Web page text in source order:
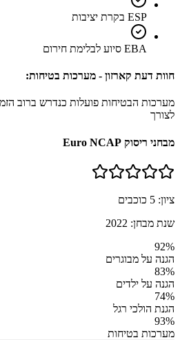
ESP בקרת יציבות
EBA סיוע לבלימת חירום
חוות דעת קארזון - מערכות בטיחות:
מערכות הבטיחות פועלות כנדרש ברוב
לצורך
מבחני ריסוק Euro NCAP
ציון: 5 כוכבים
שנת מבחן: 2022
92%
הגנה על מבוגרים
83%
הגנה על ילדים
74%
הגנת הולכי רגל
93%
מערכות בטיחות